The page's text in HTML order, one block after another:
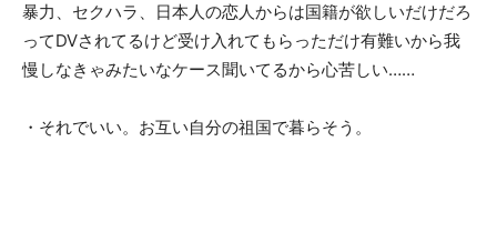
暴力、セクハラ、日本人の恋人からは国籍が欲しいだけだろ
ってDVされてるけど受け入れてもらっただけ有難いから我
慢しなきゃみたいなケース聞いてるから心苦しい……
・それでいい。お互い自分の祖国で暮らそう。